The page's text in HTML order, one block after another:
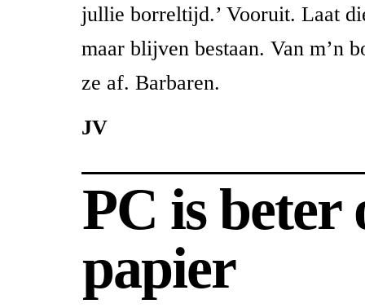
jullie borreltijd.’ Vooruit. Laat
maar blijven bestaan. Van m’n
ze af. Barbaren.
JV
PC is beter
papier